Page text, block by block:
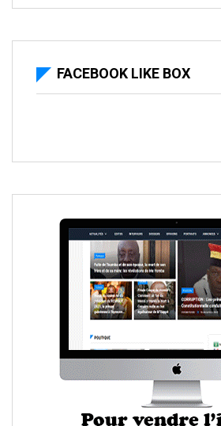
FACEBOOK LIKE BOX